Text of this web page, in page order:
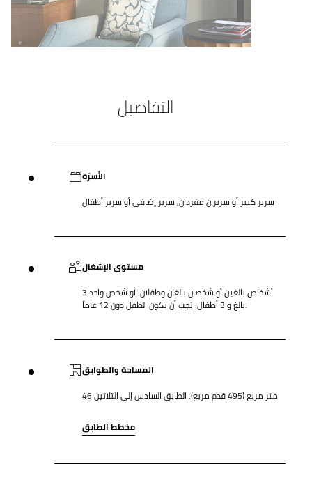
التفاصيل
الأسرّة
سرير كبير أو سريران مفردان, سرير إضافى أو سرير أطفال
مستوى الإشغال
3 أشخاص بالغين أو شخصان بالغان وطفلان، أو شخص واحد
بالغ و 3 أطفال. يَجب أن يكون الطفل دون 12 عاماً.
المساحة والطوابق
46 متر مربع (495 قدم مربع). الطابق السادس إلى الثلاثين
مخطط الطابق